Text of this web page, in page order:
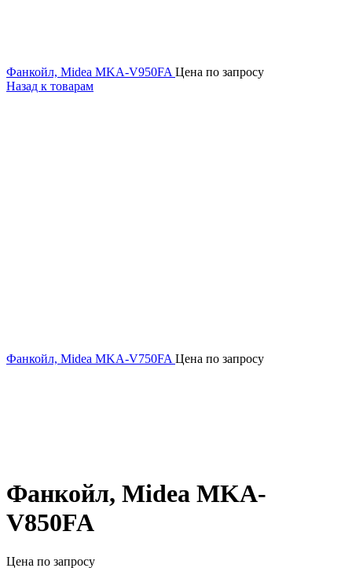
Фанкойл, Midea MKA-V950FA Цена по запросу
Назад к товарам
Фанкойл, Midea MKA-V750FA Цена по запросу
Фанкойл, Midea MKA-
V850FA
Цена по запросу